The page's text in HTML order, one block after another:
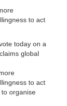
to act
today on a
global
to act
organise